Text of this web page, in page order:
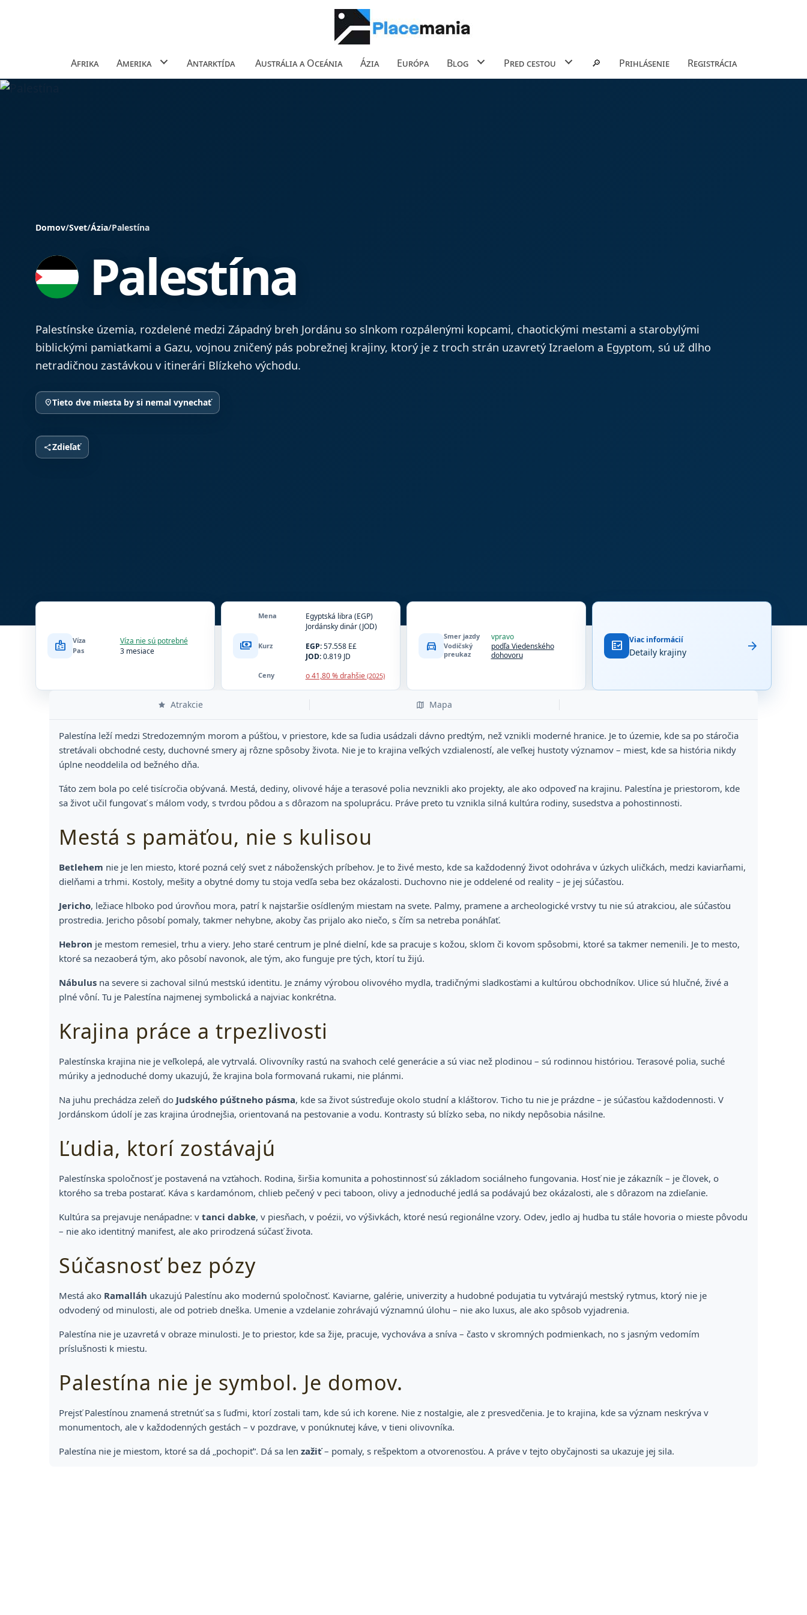
Afrika Amerika Antarktída Austrália a Oceánia Ázia Európa Blog Pred cestou 🔎 Prihlásenie Registrácia
Domov/Svet/Ázia/Palestína
Palestína
Palestínske územia, rozdelené medzi Západný breh Jordánu so slnkom rozpálenými kopcami, chaotickými mestami a starobylými
biblickými pamiatkami a Gazu, vojnou zničený pás pobrežnej krajiny, ktorý je z troch strán uzavretý Izraelom a Egyptom, sú už dlho
netradičnou zastávkou v itinerári Blízkeho východu.
location_onTieto dve miesta by si nemal vynechať
shareZdieľať
badge Víza Víza nie sú potrebné
Pas 3 mesiace payments
Mena
Egyptská libra (EGP)
Jordánsky dinár (JOD)
Kurz EGP:57.558 E£
JOD:0.819 JD
Ceny o 41,80 % drahšie (2025)
directions_car
Smer jazdy vpravo
Vodičský
preukaz
podľa Viedenského
dohovoru
fact_check Viac informácií
Detaily krajiny arrow_forward
Atrakcie Mapa
Palestína leží medzi Stredozemným morom a púšťou, v priestore, kde sa ľudia usádzali dávno predtým, než vznikli moderné hranice. Je to územie, kde sa po stáročia
stretávali obchodné cesty, duchovné smery aj rôzne spôsoby života. Nie je to krajina veľkých vzdialeností, ale veľkej hustoty významov – miest, kde sa história nikdy
úplne neoddelila od bežného dňa.
Táto zem bola po celé tisícročia obývaná. Mestá, dediny, olivové háje a terasové polia nevznikli ako projekty, ale ako odpoveď na krajinu. Palestína je priestorom, kde
sa život učil fungovať s málom vody, s tvrdou pôdou a s dôrazom na spoluprácu. Práve preto tu vznikla silná kultúra rodiny, susedstva a pohostinnosti.
Mestá s pamäťou, nie s kulisou
Betlehem nie je len miesto, ktoré pozná celý svet z náboženských príbehov. Je to živé mesto, kde sa každodenný život odohráva v úzkych uličkách, medzi kaviarňami,
dielňami a trhmi. Kostoly, mešity a obytné domy tu stoja vedľa seba bez okázalosti. Duchovno nie je oddelené od reality – je jej súčasťou.
Jericho, ležiace hlboko pod úrovňou mora, patrí k najstaršie osídleným miestam na svete. Palmy, pramene a archeologické vrstvy tu nie sú atrakciou, ale súčasťou
prostredia. Jericho pôsobí pomaly, takmer nehybne, akoby čas prijalo ako niečo, s čím sa netreba ponáhľať.
Hebron je mestom remesiel, trhu a viery. Jeho staré centrum je plné dielní, kde sa pracuje s kožou, sklom či kovom spôsobmi, ktoré sa takmer nemenili. Je to mesto,
ktoré sa nezaoberá tým, ako pôsobí navonok, ale tým, ako funguje pre tých, ktorí tu žijú.
Nábulus na severe si zachoval silnú mestskú identitu. Je známy výrobou olivového mydla, tradičnými sladkosťami a kultúrou obchodníkov. Ulice sú hlučné, živé a
plné vôní. Tu je Palestína najmenej symbolická a najviac konkrétna.
Krajina práce a trpezlivosti
Palestínska krajina nie je veľkolepá, ale vytrvalá. Olivovníky rastú na svahoch celé generácie a sú viac než plodinou – sú rodinnou históriou. Terasové polia, suché
múriky a jednoduché domy ukazujú, že krajina bola formovaná rukami, nie plánmi.
Na juhu prechádza zeleň do Judského púštneho pásma, kde sa život sústreďuje okolo studní a kláštorov. Ticho tu nie je prázdne – je súčasťou každodennosti. V
Jordánskom údolí je zas krajina úrodnejšia, orientovaná na pestovanie a vodu. Kontrasty sú blízko seba, no nikdy nepôsobia násilne.
Ľudia, ktorí zostávajú
Palestínska spoločnosť je postavená na vzťahoch. Rodina, širšia komunita a pohostinnosť sú základom sociálneho fungovania. Hosť nie je zákazník – je človek, o
ktorého sa treba postarať. Káva s kardamónom, chlieb pečený v peci taboon, olivy a jednoduché jedlá sa podávajú bez okázalosti, ale s dôrazom na zdieľanie.
Kultúra sa prejavuje nenápadne: v tanci dabke, v piesňach, v poézii, vo výšivkách, ktoré nesú regionálne vzory. Odev, jedlo aj hudba tu stále hovoria o mieste pôvodu
– nie ako identitný manifest, ale ako prirodzená súčasť života.
Súčasnosť bez pózy
Mestá ako Ramalláh ukazujú Palestínu ako modernú spoločnosť. Kaviarne, galérie, univerzity a hudobné podujatia tu vytvárajú mestský rytmus, ktorý nie je
odvodený od minulosti, ale od potrieb dneška. Umenie a vzdelanie zohrávajú významnú úlohu – nie ako luxus, ale ako spôsob vyjadrenia.
Palestína nie je uzavretá v obraze minulosti. Je to priestor, kde sa žije, pracuje, vychováva a sníva – často v skromných podmienkach, no s jasným vedomím
príslušnosti k miestu.
Palestína nie je symbol. Je domov.
Prejsť Palestínou znamená stretnúť sa s ľuďmi, ktorí zostali tam, kde sú ich korene. Nie z nostalgie, ale z presvedčenia. Je to krajina, kde sa význam neskrýva v
monumentoch, ale v každodenných gestách – v pozdrave, v ponúknutej káve, v tieni olivovníka.
Palestína nie je miestom, ktoré sa dá „pochopiť“. Dá sa len zažiť– pomaly, s rešpektom a otvorenosťou. A práve v tejto obyčajnosti sa ukazuje jej sila.